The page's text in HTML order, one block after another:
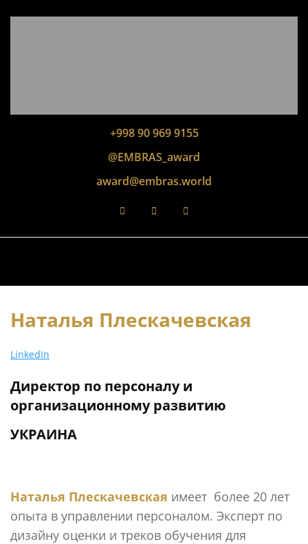
+998 90 969 9155
@EMBRAS_award
award@embras.world
Наталья Плескачевская
LinkedIn
Директор по персоналу и
организационному развитию
УКРАИНА
Наталья Плескачевская имеет более 20 лет
опыта в управлении персоналом. Эксперт по
дизайну оценки и треков обучения для